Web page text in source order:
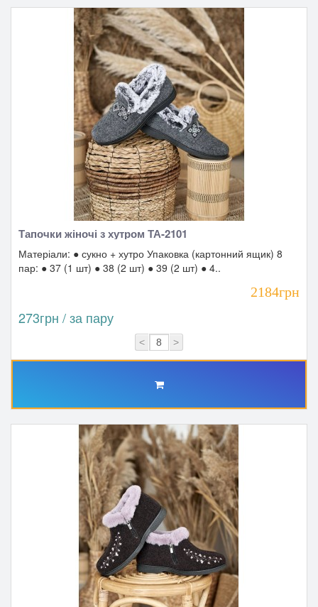
Тапочки жіночі з хутром ТА-2101
Матеріали: ● сукно + хутро Упаковка (картонний ящик) 8
пар: ● 37 (1 шт) ● 38 (2 шт) ● 39 (2 шт) ● 4..
2184грн
273грн / за пару
< >